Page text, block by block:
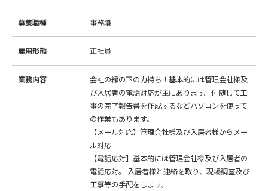
募集職種 事務職
雇用形態 正社員
業務内容
会社の縁の下の力持ち！基本的には管理会社様及
び入居者の電話対応が主にあります。付随して工
事の完了報告書を作成するなどパソコンを使って
の作業もあります。
【メール対応】管理会社様及び入居者様からメー
ル対応
【電話応対】基本的には管理会社様及び入居者の
電話応対。 入居者様と連絡を取り、現場調査及び
工事等の手配をします。